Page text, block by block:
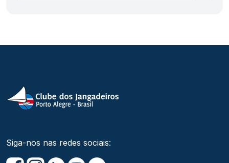
Siga-nos nas redes sociais: